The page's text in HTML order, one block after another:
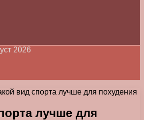
2026
вид спорта лучше для похудения
лучше для